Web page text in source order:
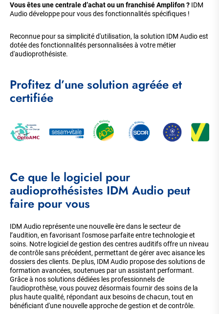
Vous êtes une centrale d’achat ou un franchisé Amplifon ? IDM
Audio développe pour vous des fonctionnalités spécifiques !
Reconnue pour sa simplicité d'utilisation, la solution IDM Audio est
dotée des fonctionnalités personnalisées à votre métier
d'audioprothésiste.
Profitez d’une solution agréée et
certifiée
Ce que le logiciel pour
audioprothésistes IDM Audio peut
faire pour vous
IDM Audio représente une nouvelle ère dans le secteur de
l’audition, en favorisant l'osmose parfaite entre technologie et
soins. Notre logiciel de gestion des centres auditifs offre un niveau
de contrôle sans précédent, permettant de gérer avec aisance les
dossiers des clients. De plus, IDM Audio propose des solutions de
formation avancées, soutenues par un assistant performant.
Grâce à nos solutions dédiées les professionnels de
l'audioprothèse, vous pouvez désormais fournir des soins de la
plus haute qualité, répondant aux besoins de chacun, tout en
bénéficiant d'une nouvelle approche de gestion et de contrôle.